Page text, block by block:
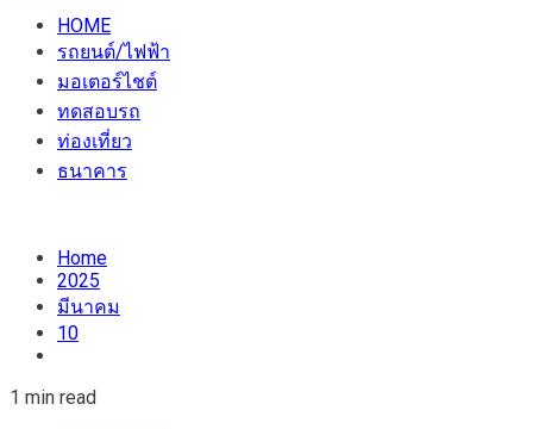
HOME
รถยนต์/ไฟฟ้า
มอเตอร์ไชต์
ทดสอบรถ
ท่องเที่ยว
ธนาคาร
Home
2025
มีนาคม
10
1 min read